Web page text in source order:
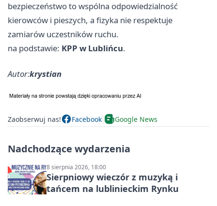
bezpieczeństwo to wspólna odpowiedzialność
kierowców i pieszych, a fizyka nie respektuje
zamiarów uczestników ruchu.
na podstawie: KPP w Lublińcu.
Autor:krystian
Zaobserwuj nas! Facebook Google News
Nadchodzące wydarzenia
8 sierpnia 2026, 18:00
Sierpniowy wieczór z muzyką i
tańcem na lublinieckim Rynku